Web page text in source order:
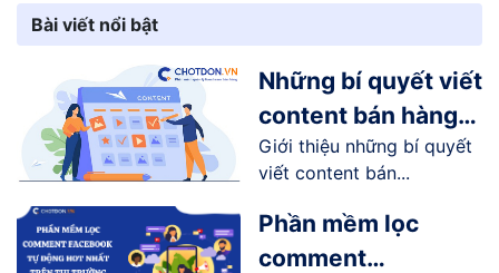
Bài viết nổi bật
Những bí quyết viết
content bán hàng
online trên
Facebook
Giới thiệu những bí quyết
viết content bán...
Phần mềm lọc
comment